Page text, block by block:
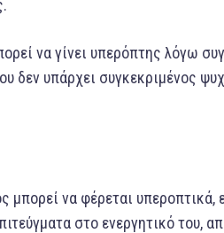
να γίνει υπερόπτης λόγω
δεν υπάρχει συγκεκριμένος
να φέρεται υπεροπτικά,
στο ενεργητικό του,